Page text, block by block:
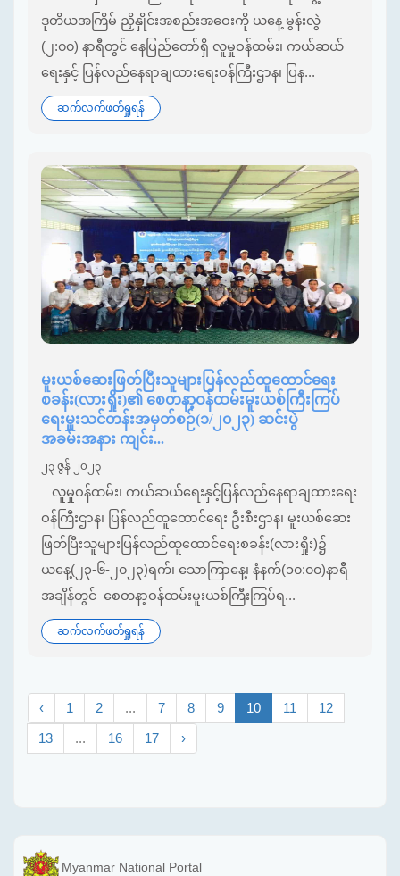
ဒုတိယအကြိမ် ညှိနှိုင်းအစည်းအဝေးကို ယနေ့ မွန်းလွဲ
(၂:၀၀) နာရီတွင် နေပြည်တော်ရှိ လူမှုဝန်ထမ်း၊ ကယ်ဆယ်
ရေးနှင့် ပြန်လည်နေရာချထားရေးဝန်ကြီးဌာန၊ ပြန...
ဆက်လက်ဖတ်ရှုရန်
မူးယစ်ဆေးဖြတ်ပြီးသူများပြန်လည်ထူထောင်ရေး
စခန်း(လားရှိုး)၏ စေတနာ့ဝန်ထမ်းမူးယစ်ကြီးကြပ်
ရေးမှူးသင်တန်းအမှတ်စဉ်(၁/၂၀၂၃) ဆင်းပွဲ
အခမ်းအနား ကျင်း...
၂၃ ဇွန် ၂၀၂၃
လူမှုဝန်ထမ်း၊ ကယ်ဆယ်‌ရေးနှင့်ပြန်လည်နေရာချထားရေး
ဝန်ကြီးဌာန၊ ပြန်လည်ထူထောင်ရေး ဦးစီးဌာန၊ မူးယစ်ဆေး
ဖြတ်ပြီးသူများပြန်လည်ထူထောင်ရေးစခန်း(လားရှိုး)၌
ယနေ့(၂၃-၆-၂၀၂၃)ရက်၊ သောကြာနေ့၊ နံနက်(၁၀:၀၀)နာရီ
အချိန်တွင် စေတနာ့ဝန်ထမ်းမူးယစ်ကြီးကြပ်ရ...
ဆက်လက်ဖတ်ရှုရန်
‹ 1 2 ... 7 8 9 10 11 12
13 ... 16 17 ›
Myanmar National Portal